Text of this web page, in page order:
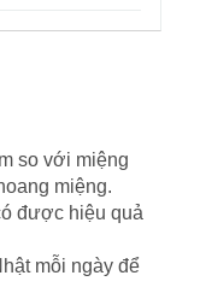
so với miệng
miệng.
được hiệu quả
mỗi ngày để